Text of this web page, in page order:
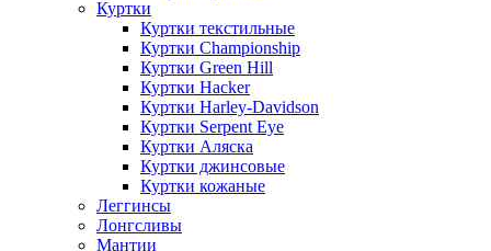
Куртки
Куртки текстильные
Куртки Championship
Куртки Green Hill
Куртки Hacker
Куртки Harley-Davidson
Куртки Serpent Eye
Куртки Аляска
Куртки джинсовые
Куртки кожаные
Леггинсы
Лонгсливы
Мантии